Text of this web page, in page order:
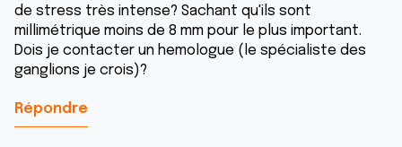
de stress très intense? Sachant qu'ils sont
millimétrique moins de 8 mm pour le plus important.
Dois je contacter un hemologue (le spécialiste des
ganglions je crois)?
Répondre